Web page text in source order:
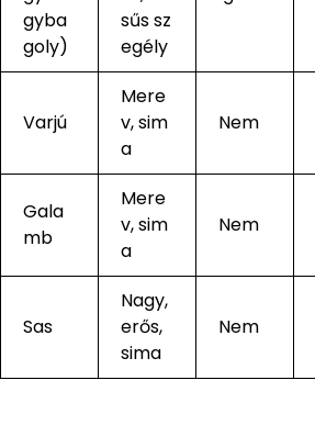
gyba
goly)
sűs sz
egély
Varjú
Mere
v, sim
a
Nem
Gala
mb
Mere
v, sim
a
Nem
Sas
Nagy,
erős,
sima
Nem